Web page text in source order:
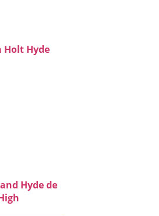
Holt Hyde
Hyde de